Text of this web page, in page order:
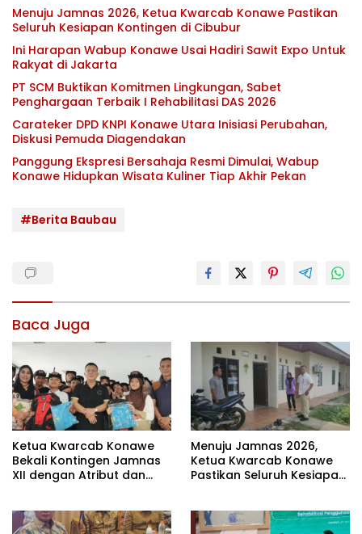
Menuju Jamnas 2026, Ketua Kwarcab Konawe Pastikan
Seluruh Kesiapan Kontingen di Cibubur
Ini Harapan Wabup Konawe Usai Hadiri Sawit Expo Untuk
Rakyat di Jakarta
PT SCM Buktikan Komitmen Lingkungan, Sabet
Penghargaan Terbaik I Rehabilitasi DAS 2026
Carateker DPD KNPI Konawe Utara Inisiasi Perubahan,
Diskusi Pemuda Diagendakan
Panggung Ekspresi Bersahaja Resmi Dimulai, Wabup
Konawe Hidupkan Wisata Kuliner Tiap Akhir Pekan
#Berita Baubau
Baca Juga
Ketua Kwarcab Konawe
Bekali Kontingen Jamnas
XII dengan Atribut dan
Menuju Jamnas 2026,
Ketua Kwarcab Konawe
Pastikan Seluruh Kesiapan